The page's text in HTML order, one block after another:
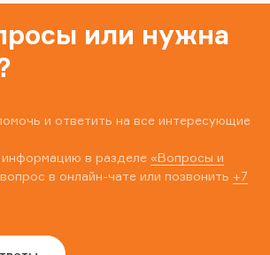
или нужна
и ответить на все интересующие
в разделе «Вопросы и
в онлайн-чате или позвонить +7